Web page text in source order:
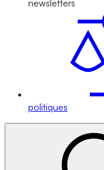
newsletters
politiques